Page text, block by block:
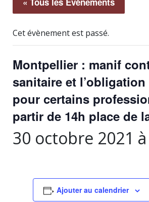
Cet évènement est passé.
Montpellier : manif
sanitaire et
pour certains
partir de 14h place de
30 octobre 2021
Ajouter au calendrier